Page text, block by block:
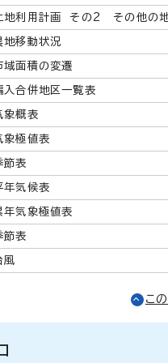
地利用計画 その2 その他の
地移動状況
域面積の変遷
入合併地区一覧表
象概表
象極値表
節表
年気候表
年気象極値表
節表
風
こ